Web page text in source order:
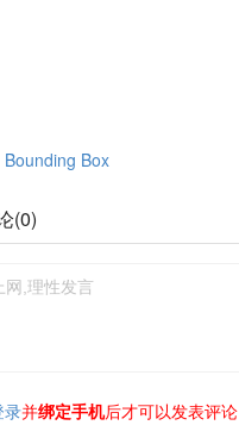
Bounding Box
(0)
录并绑定手机后才可以发表评论